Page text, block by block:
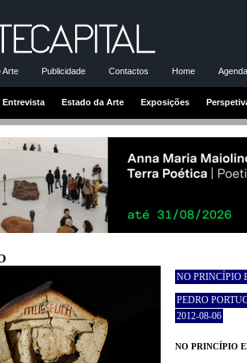
Arte Publicidade Contactos Home
Entrevista Estado da Arte Exposições
NO PRINCÍPIO
PEDRO
2012-08-06
NO PRINCÍPIO